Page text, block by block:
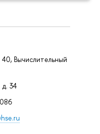
Вычислительный
д. 34